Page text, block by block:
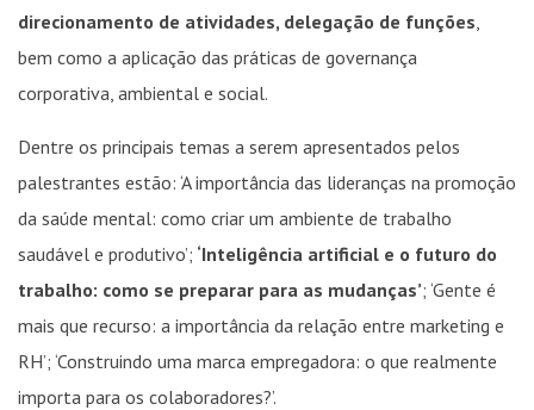
direcionamento de atividades, delegação de funções
bem como a aplicação das práticas de governança
corporativa, ambiental e social.
Dentre os principais temas a serem apresentados pelos
palestrantes estão: ‘A importância das lideranças na promoção
da saúde mental: como criar um ambiente de trabalho
saudável e produtivo’; ‘Inteligência artificial e o futuro do
trabalho: como se preparar para as mudanças’; ‘Gente é
mais que recurso: a importância da relação entre marketing e
RH’; ‘Construindo uma marca empregadora: o que realmente
importa para os colaboradores?’.